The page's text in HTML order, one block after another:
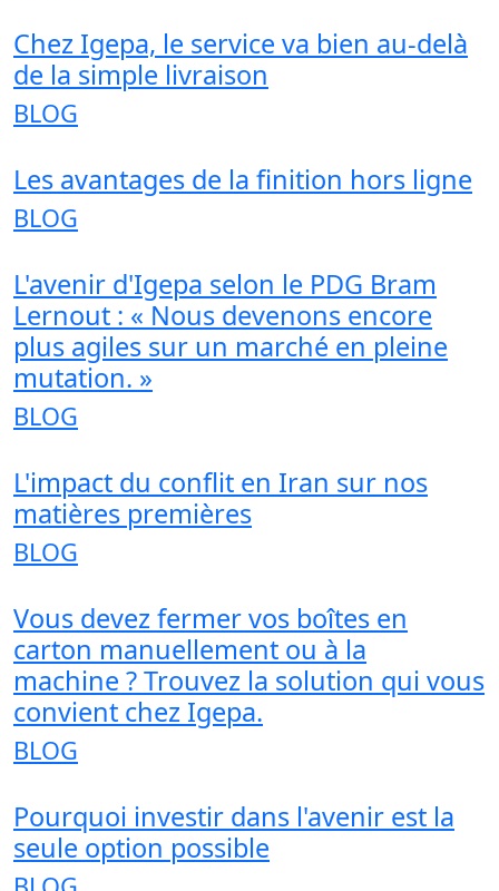
Chez Igepa, le service va bien au-delà
de la simple livraison
BLOG
Les avantages de la finition hors ligne
BLOG
L'avenir d'Igepa selon le PDG Bram
Lernout : « Nous devenons encore
plus agiles sur un marché en pleine
mutation. »
BLOG
L'impact du conflit en Iran sur nos
matières premières
BLOG
Vous devez fermer vos boîtes en
carton manuellement ou à la
machine ? Trouvez la solution qui vous
convient chez Igepa.
BLOG
Pourquoi investir dans l'avenir est la
seule option possible